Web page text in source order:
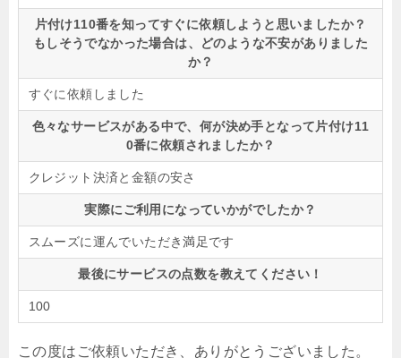
片付け110番を知ってすぐに依頼しようと思いましたか？
もしそうでなかった場合は、どのような不安がありました
か？
すぐに依頼しました
色々なサービスがある中で、何が決め手となって片付け11
0番に依頼されましたか？
クレジット決済と金額の安さ
実際にご利用になっていかがでしたか？
スムーズに運んでいただき満足です
最後にサービスの点数を教えてください！
100
この度はご依頼いただき、ありがとうございました。